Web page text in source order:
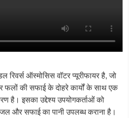
रिवर्स ऑस्मोसिस वॉटर प्यूरीफायर है, जो
फलों की सफाई के दोहरे कार्यों के साथ एक
है। इसका उद्देश्य उपयोगकर्ताओं को
और सफाई का पानी उपलब्ध कराना है।